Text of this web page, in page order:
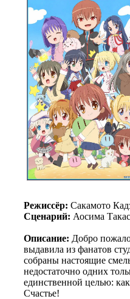
Режиссёр: Сакамото
Сценарий: Аосима
Описание: Добро
выдавила из фанатов
собраны настоящие
недостаточно одних
единственной целью:
Счастье!